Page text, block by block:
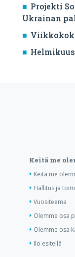
Projekti
Ukrainan
Keitä me
Keitä me
Hallitus ja
Vuositeema
Olemme osa
Olemme osa
Ilo esitellä